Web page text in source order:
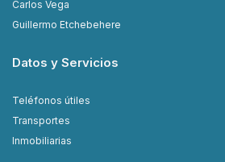
Carlos Vega
Guillermo Etchebehere
Datos y Servicios
Teléfonos útiles
Transportes
Inmobiliarias